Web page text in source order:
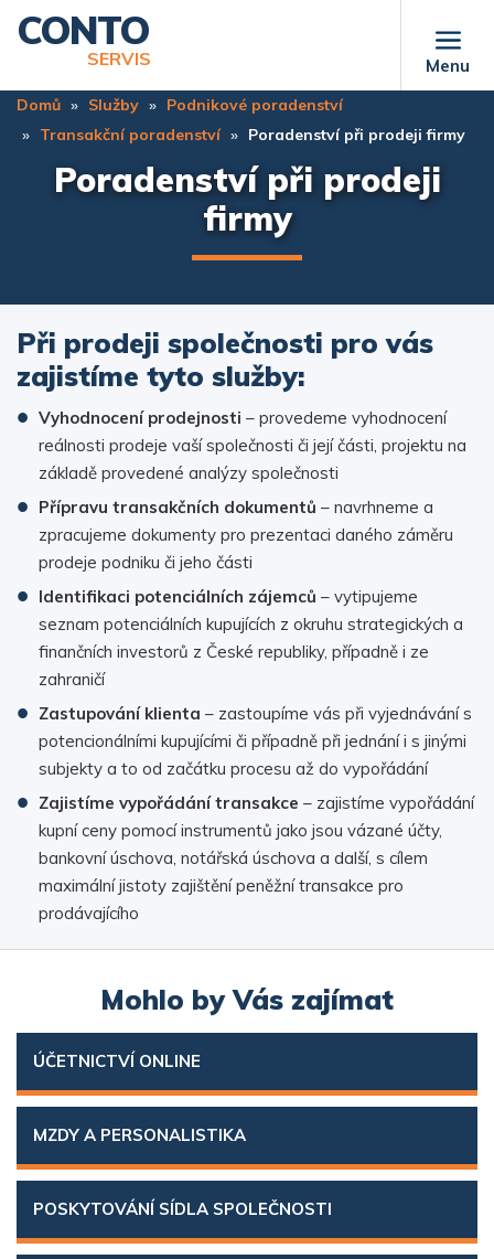
Přejít
obsahu
CONTO
SERVIS Menu
Domů Služby
Podnikové poradenství
Transakční poradenství
Poradenství při prodeji firmy
Poradenství při prodeji
firmy
Při prodeji společnosti pro vás
zajistíme tyto služby:
Vyhodnocení prodejnosti – provedeme vyhodnocení
reálnosti prodeje vaší společnosti či její části, projektu na
základě provedené analýzy společnosti
Přípravu transakčních dokumentů – navrhneme a
zpracujeme dokumenty pro prezentaci daného záměru
prodeje podniku či jeho části
Identifikaci potenciálních zájemců – vytipujeme
seznam potenciálních kupujících z okruhu strategických a
finančních investorů z České republiky, případně i ze
zahraničí
Zastupování klienta – zastoupíme vás při vyjednávání s
potencionálními kupujícími či případně při jednání i s jinými
subjekty a to od začátku procesu až do vypořádání
Zajistíme vypořádání transakce – zajistíme vypořádání
kupní ceny pomocí instrumentů jako jsou vázané účty,
bankovní úschova, notářská úschova a další, s cílem
maximální jistoty zajištění peněžní transakce pro
prodávajícího
Mohlo by Vás zajímat
ÚČETNICTVÍ ONLINE
MZDY A PERSONALISTIKA
POSKYTOVÁNÍ SÍDLA SPOLEČNOSTI